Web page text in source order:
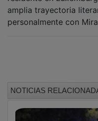
Cáritas